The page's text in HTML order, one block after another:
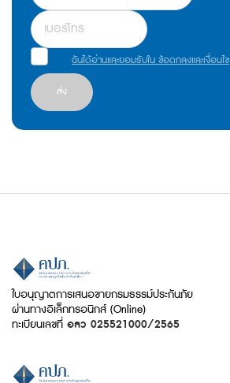
ฉันได้อ่านและยอมรับใน ข้อตกลงและเงื่อนไข
ส่ง
ใบอนุญาตการเสนอขายกรมธรรม์ประกันภัย
ผ่านทางอิเล็กทรอนิกส์ (Online)
ทะเบียนเลขที่ อลว 025521000/2565